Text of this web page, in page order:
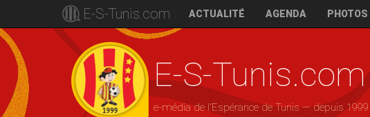
E-S-Tunis.com ACTUALITÉ AGENDA PHOTOS
E-S-Tunis.com
e-média de l'Espérance de Tunis — depuis 1999